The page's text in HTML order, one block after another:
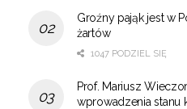
Groźny pająk jest w
żartów
1047 PODZIEL SIĘ
Prof. Mariusz
wprowadzenia stanu